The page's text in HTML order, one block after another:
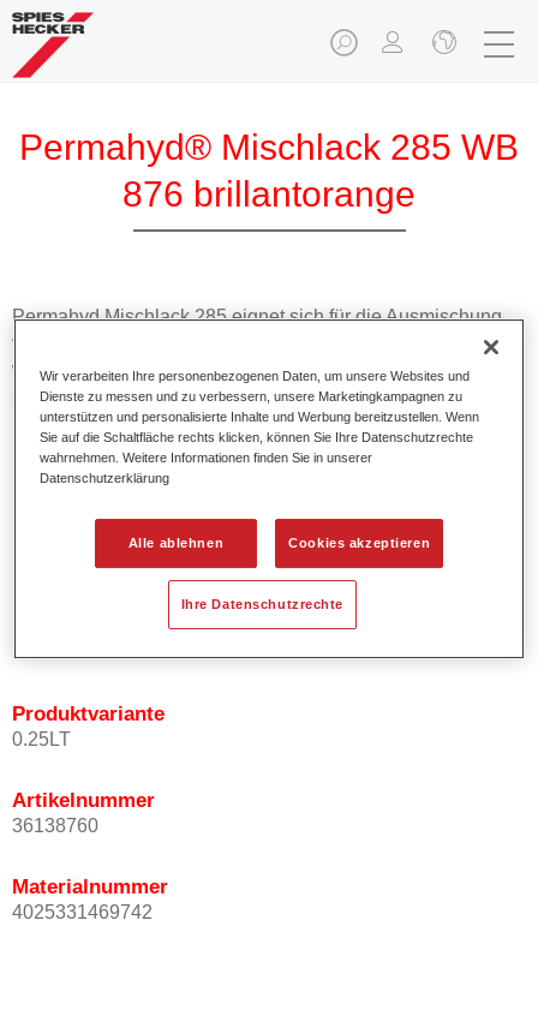
Permahyd® Mischlack 285 WB
876 brillantorange
Permahyd Mischlack 285 eignet sich für die Ausmischung
von Permahyd Perlmutt Basislack 285, einem hochwertigen
wasserverdünnbaren Basislacksystem. Es basiert auf einer
speziellen PU-Dispersionstechnologie für Uni- und
Effektlackierungen.
Produktmerkmale
1,5 Spritzgängen.
Bietet ein gutes Standvermögen.
Verfügt über ein hohes Deckvermögen.
Besitzt eine hohe Farbtongenauigkeit.
Produktvariante
0.25LT
Artikelnummer
36138760
Materialnummer
4025331469742
Wir verarbeiten Ihre personenbezogenen Daten, um unsere Websites und
Dienste zu messen und zu verbessern, unsere Marketingkampagnen zu
unterstützen und personalisierte Inhalte und Werbung bereitzustellen. Wenn
Sie auf die Schaltfläche rechts klicken, können Sie Ihre Datenschutzrechte
wahrnehmen. Weitere Informationen finden Sie in unserer
Datenschutzerklärung
Alle ablehnen Cookies akzeptieren
Ihre Datenschutzrechte